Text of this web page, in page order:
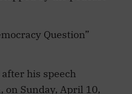
Question”
his speech
on Sunday, April 10,